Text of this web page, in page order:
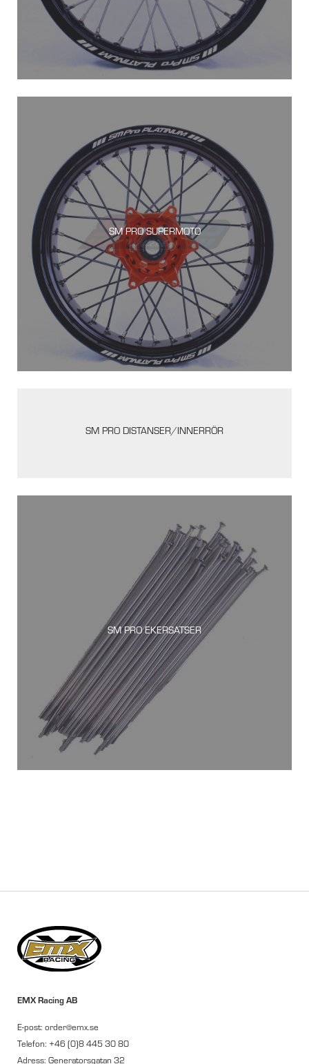
SM PRO SUPERMOTO
SM PRO DISTANSER/INNERRÖR
SM PRO EKERSATSER
EMX Racing AB
E-post: order@emx.se
Telefon: +46 (0)8 445 30 80
Adress: Generatorsgatan 32